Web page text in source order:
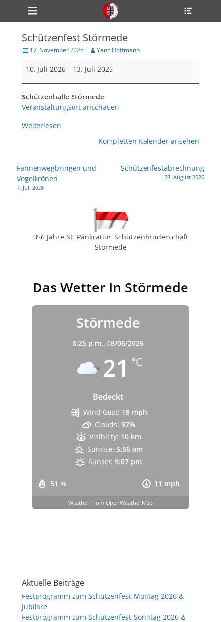
zum
Inhalt
Primärmenü
Schützenfest Störmede
Veröffentlicht
17. November 2025 Author
Yann Hoffmann
Schützenfest
Störmede
10. Juli 2026 – 13. Juli 2026
Schützenhalle Störmede
Veranstaltungsort anschauen
Weiterlesen
Kompletten Kalender ansehen
Beitragsnavigation
Fahnenwegbringen und
Vogelkrönen
7. Juli 2026
Schützenfestabrechnung
28. August 2026
356 Jahre St.-Pankratius-Schützenbruderschaft
Störmede
Das Wetter In Störmede
Störmede
8:25 p.m., 08/06/2026
21 °C
Bedeckt
51 % 11 mph
Wind Gust: 19 mph
Clouds: 97%
Visibility: 10 km
Sunrise: 5:56 am
Sunset: 9:07 pm
Weather from OpenWeatherMap
Aktuelle Beiträge
Festprogramm zum Schützenfest-Montag 2026 &
Jubilare
Festprogramm zum Schützenfest-Sonntag 2026 &